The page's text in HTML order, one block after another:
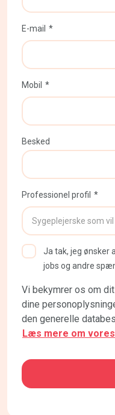
E-mail
Mobil
Besked
Professionel profil
Ja tak, jeg ønsker
jobs og andre
Vi bekymrer os om
dine
den generelle
Læs mere om
CAPTCHA